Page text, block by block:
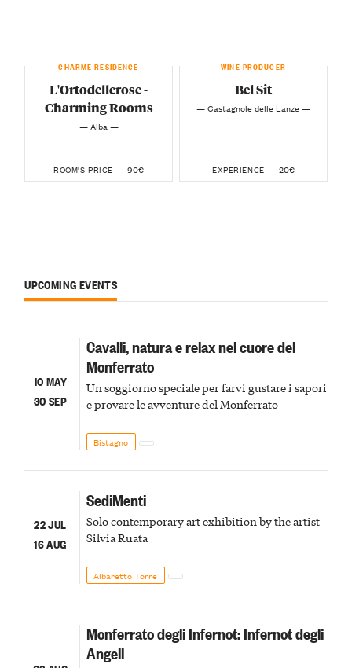
CHARME RESIDENCE
L'Ortodellerose -
Charming Rooms
— Alba —
ROOM'S PRICE — 90€
WINE PRODUCER
Bel Sit
— Castagnole delle Lanze —
EXPERIENCE — 20€
UPCOMING EVENTS
10 MAY
30 SEP
Cavalli, natura e relax nel cuore del
Monferrato
Un soggiorno speciale per farvi gustare i sapori
e provare le avventure del Monferrato
Bistagno
22 JUL
16 AUG
SediMenti
Solo contemporary art exhibition by the artist
Silvia Ruata
Albaretto Torre
Monferrato degli Infernot: Infernot degli
Angeli